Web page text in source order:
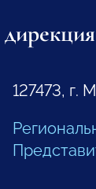
127473, г.